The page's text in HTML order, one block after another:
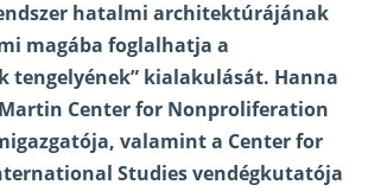
hatalmi architektúrájának
magába foglalhatja a
tengelyének” kialakulását. Hanna
Center for Nonproliferation
valamint a Center for
Studies vendégkutatója